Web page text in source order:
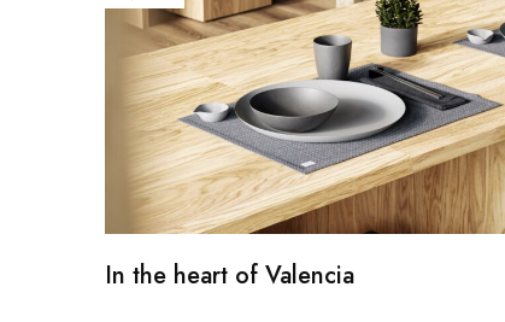
In the heart of Valencia